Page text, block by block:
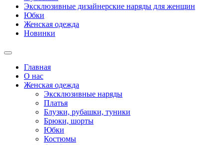
Эксклюзивные дизайнерские наряды для женщин
Юбки
Женская одежда
Новинки
Главная
О нас
Женская одежда
Эксклюзивные наряды
Платья
Блузки, рубашки, туники
Брюки, шорты
Юбки
Костюмы